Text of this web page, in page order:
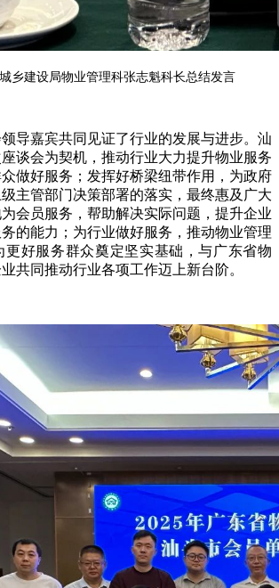
乡建设局物业管理科张志魁科长总结发言
导嘉宾共同见证了行业的发展与进步。汕
谈会为契机，推动行业大力提升物业服务
做好服务；发挥好桥梁纽带作用，为政府
主管部门决策部署的落实，最终惠及广大
会员服务，帮助解决实际问题，提升企业
的能力；为行业做好服务，推动物业管理
更好服务群众奠定坚实基础，与广东省物
共同推动行业各项工作迈上新台阶。